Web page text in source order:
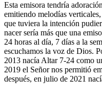
Esta emisora tendría
emitiendo melodías
que tuviera la intención
nacer sería más que una
24 horas al día, 7 días a la
escuchamos la voz de Dios.
2013 nacía Altar 7-24 como
2019 el Señor nos permitió
después, en julio de 2021